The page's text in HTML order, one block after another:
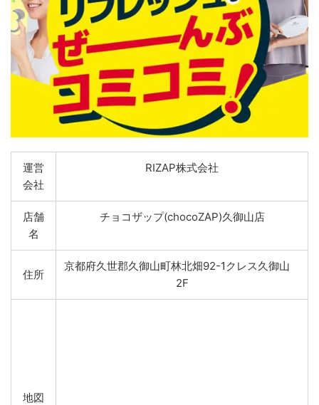
運営
会社
RIZAP株式会社
店舗
名
チョコザップ(chocoZAP)久御山店
住所
京都府久世郡久御山町林北畑92-1クレス久御山
2F
地図